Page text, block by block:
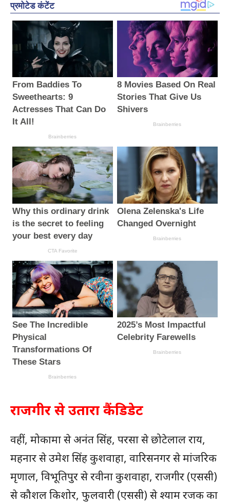
राजगीर से उतारा कैंडिडेट
वहीं, मोकामा से अनंत सिंह, परसा से छोटेलाल राय,
महनार से उमेश सिंह कुशवाहा, वारिसनगर से मांजरिक
मृणाल, विभूतिपुर से रवीना कुशवाहा, राजगीर (एससी)
से कौशल किशोर, फुलवारी (एससी) से श्याम रजक का